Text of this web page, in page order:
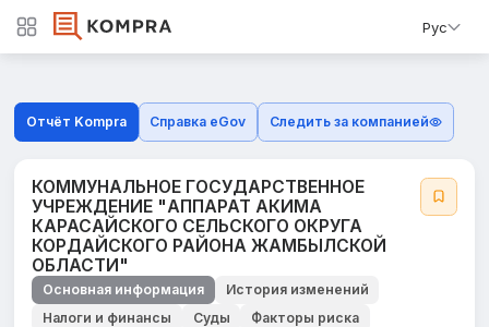
Рус
Отчёт Kompra Справка eGov Следить за компанией
КОММУНАЛЬНОЕ ГОСУДАРСТВЕННОЕ
УЧРЕЖДЕНИЕ "АППАРАТ АКИМА
КАРАСАЙСКОГО СЕЛЬСКОГО ОКРУГА
КОРДАЙСКОГО РАЙОНА ЖАМБЫЛСКОЙ
ОБЛАСТИ"
Основная информация
История изменений
Налоги и финансы
Суды
Факторы риска